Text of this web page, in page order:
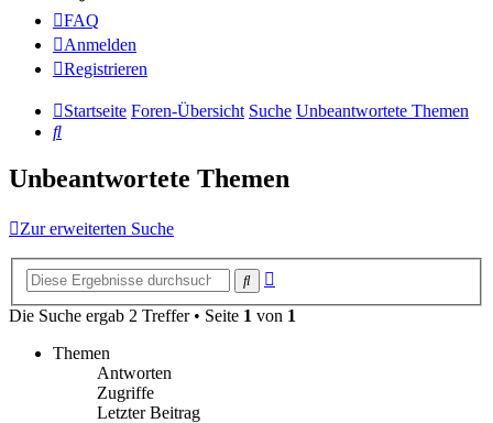
FAQ
Anmelden
Registrieren
Startseite Foren-Übersicht Suche Unbeantwortete Themen
Suche
Unbeantwortete Themen
Zur erweiterten Suche
Suche
Die Suche ergab 2 Treffer • Seite 1 von 1
Themen
Antworten
Zugriffe
Letzter Beitrag